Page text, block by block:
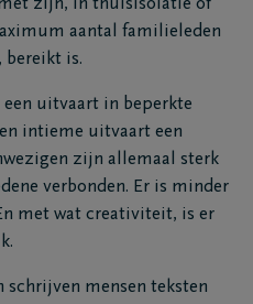
zijn, in thuisisolatie of
aantal familieleden
bereikt is.
een uitvaart in beperkte
intieme uitvaart een
zijn allemaal sterk
verbonden. Er is minder
met wat creativiteit, is er
mensen teksten